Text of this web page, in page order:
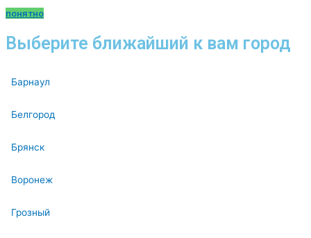
понятно
Выберите ближайший к вам город
Барнаул
Белгород
Брянск
Воронеж
Грозный